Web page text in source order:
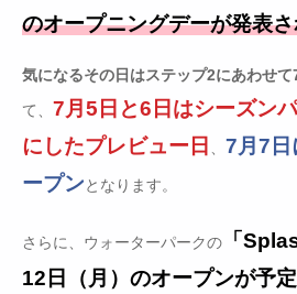
のオープニングデーが発表
気になるその日はステップ2にあわせて
て、 7月5日と6日はシーズン
にしたプレビュー日
7月7日
ープンとなります。
さらに、ウォーターパークの
「
12日（月）のオープンが予定